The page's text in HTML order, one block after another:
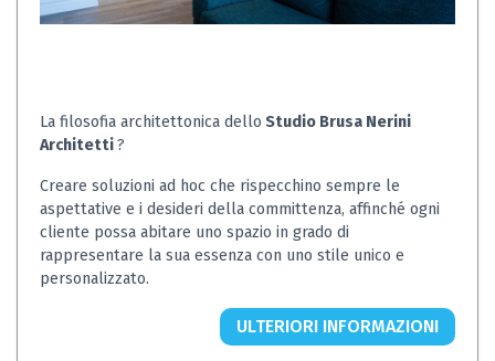
La filosofia architettonica dello Studio Brusa Nerini
Architetti?
Creare soluzioni ad hoc che rispecchino sempre le
aspettative e i desideri della committenza, affinché ogni
cliente possa abitare uno spazio in grado di
rappresentare la sua essenza con uno stile unico e
personalizzato.
ULTERIORI INFORMAZIONI